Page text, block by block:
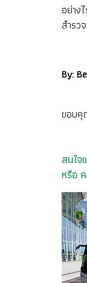
อย่าง
สำรว
By:
ขอบคุ
สนใจ
หรือ